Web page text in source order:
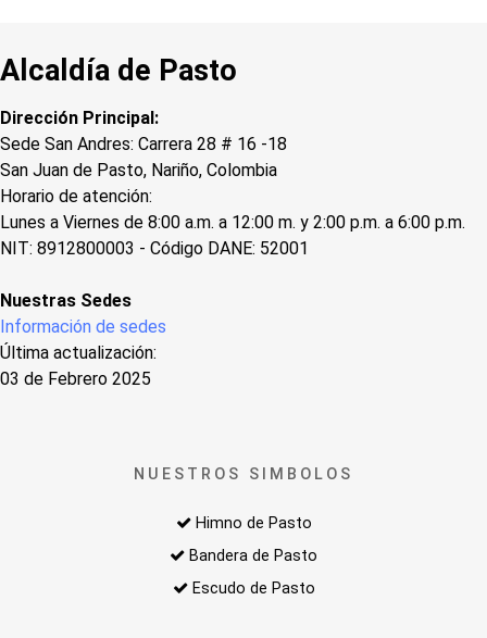
Alcaldía de Pasto
Dirección Principal:
Sede San Andres: Carrera 28 # 16 -18
San Juan de Pasto, Nariño, Colombia
Horario de atención:
Lunes a Viernes de 8:00 a.m. a 12:00 m. y 2:00 p.m. a 6:00 p.m.
NIT: 8912800003 - Código DANE: 52001
Nuestras Sedes
Información de sedes
Última actualización:
03 de Febrero 2025
NUESTROS SIMBOLOS
Himno de Pasto
Bandera de Pasto
Escudo de Pasto